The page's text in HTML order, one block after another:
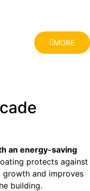
MORE
an energy-saving
protects against
growth and improves
building.